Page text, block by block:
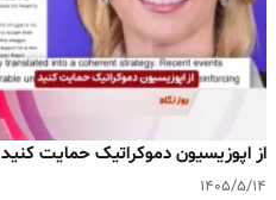
‌از اپوزیسیون دموکراتیک حمایت کنید
۱۴۰۵/۵/۱۴